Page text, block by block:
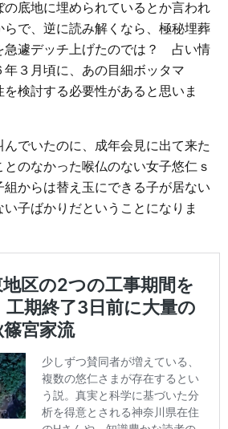
の底地に埋められているとか言われ
らで、逆に読み解くなら、極秘埋葬
急遽デッチ上げたのでは？ 占い情
３月頃に、あの目細ボッタマ
検討する必要性があると思いま
でいたのに、成年会見に出て来た
のなかった喉仏のない女子悠仁ｓ
からは替え玉にできる子が居ない
子ばかりだということになりま